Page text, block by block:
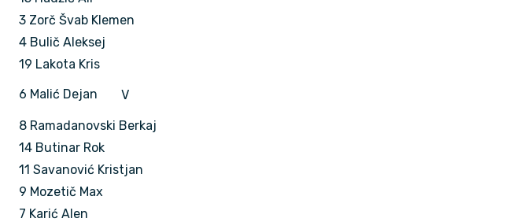
3 Zorč Švab Klemen
4 Bulič Aleksej
19 Lakota Kris
6 Malić Dejan V
8 Ramadanovski Berkaj
14 Butinar Rok
11 Savanović Kristjan
9 Mozetič Max
7 Karić Alen